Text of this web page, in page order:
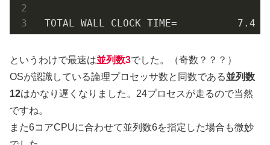
TOTAL WALL CLOCK TIME=          7.4
というわけで最速は並列数3でした。（奇数？？？）
OSが認識している論理プロセッサ数と同数である並列数
12はかなり遅くなりました。24プロセスが走るので当然
ですね。
また6コアCPUに合わせて並列数6を指定した場合も微妙